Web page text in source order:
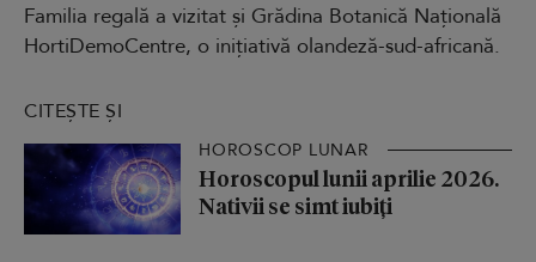
Familia regală a vizitat și Grădina Botanică Națională
HortiDemoCentre, o inițiativă olandeză-sud-africană.
CITEȘTE ȘI
HOROSCOP LUNAR
Horoscopul lunii aprilie 2026.
Nativii se simt iubiți